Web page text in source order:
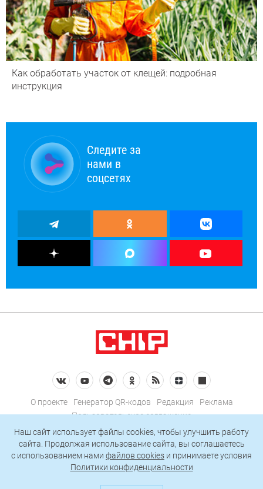
Как обработать участок от клещей: подробная
инструкция
Следите за
нами в
соцсетях
О проекте Генератор QR-кодов Редакция
Реклама
Пользовательское соглашение
Политика конфиденциальности
Подписаться на рассылку
Наш сайт использует файлы cookies, чтобы улучшить работу
сайта. Продолжая использование сайта, вы соглашаетесь
c использованием нами файлов cookies и принимаете условия
Политики конфиденциальности